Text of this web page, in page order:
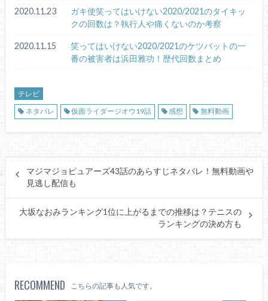
2020.11.23
ガキ使笑ってはいけない2020/2021のタイキッ
クの回数は？執行人や痛くないのか考察
2020.11.15
笑ってはいけない2020/2021のケツバットの一
番の被害者は浜田雅功！歴代回数まとめ
テレビ
ネタバレ
仮面ライダージオウ19話 感想 無料動画
マジマジョピュアーズ43話のあらすじネタバレ！無料動画や
見逃し配信も
大坂なおみランキング1位に上がるまでの推移は？テニスの
ランキングの決め方も
RECOMMEND こちらの記事も人気です。